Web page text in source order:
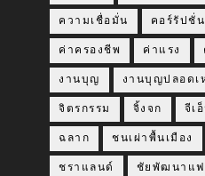
ความเชื่อมั่น คอร์รัปชั่น
ค่าครองชีพ ค่าแรง
งานบุญ งานบุญปลอดเ
จิตรกรรม จิ้งจก จีเ
ฉลาก ชนเผ่าพื้นเมือง
ชราแลนด์ ชัยพัฒนาแฟ